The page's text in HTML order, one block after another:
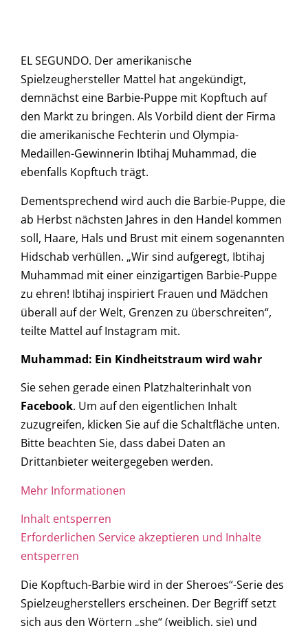
EL SEGUNDO. Der amerikanische
Spielzeughersteller Mattel hat angekündigt,
demnächst eine Barbie-Puppe mit Kopftuch auf
den Markt zu bringen. Als Vorbild dient der Firma
die amerikanische Fechterin und Olympia-
Medaillen-Gewinnerin Ibtihaj Muhammad, die
ebenfalls Kopftuch trägt.
Dementsprechend wird auch die Barbie-Puppe, die
ab Herbst nächsten Jahres in den Handel kommen
soll, Haare, Hals und Brust mit einem sogenannten
Hidschab verhüllen. „Wir sind aufgeregt, Ibtihaj
Muhammad mit einer einzigartigen Barbie-Puppe
zu ehren! Ibtihaj inspiriert Frauen und Mädchen
überall auf der Welt, Grenzen zu überschreiten“,
teilte Mattel auf Instagram mit.
Muhammad: Ein Kindheitstraum wird wahr
Sie sehen gerade einen Platzhalterinhalt von
Facebook. Um auf den eigentlichen Inhalt
zuzugreifen, klicken Sie auf die Schaltfläche unten.
Bitte beachten Sie, dass dabei Daten an
Drittanbieter weitergegeben werden.
Mehr Informationen
Inhalt entsperren
Erforderlichen Service akzeptieren und Inhalte
entsperren
Die Kopftuch-Barbie wird in der Sheroes“-Serie des
Spielzeugherstellers erscheinen. Der Begriff setzt
sich aus den Wörtern „she“ (weiblich, sie) und